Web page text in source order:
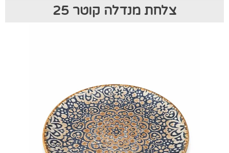
צלחת מנדלה קוטר 25